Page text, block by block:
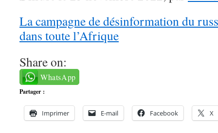
La campagne de désinformation du
dans toute l’Afrique
Share on:
WhatsApp
Partager :
Imprimer E-mail Facebook X